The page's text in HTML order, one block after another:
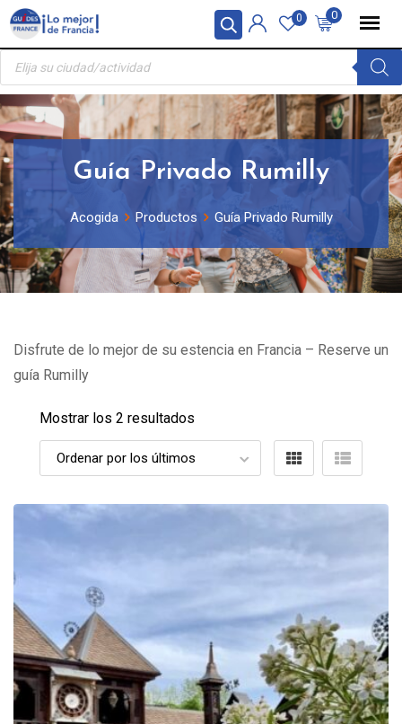
Panel de gestión de cookies
Skip
content
0
0
Búsqueda
productos
Guía Privado Rumilly
Acogida Productos Guía Privado Rumilly
Disfrute de lo mejor de su estencia en Francia – Reserve un
guía Rumilly
Mostrar los 2 resultados